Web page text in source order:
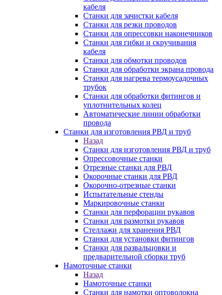
кабеля
Станки для зачистки кабеля
Станки для резки проводов
Станки для опрессовки наконечников
Станки для гибки и скручивания
кабеля
Станки для обмотки проводов
Станки для обработки экрана провода
Станки для нагрева термоусадочных
трубок
Станки для обработки фитингов и
уплотнительных колец
Автоматические линии обработки
провода
Станки для изготовления РВД и труб
Назад
Станки для изготовления РВД и труб
Опрессовочные станки
Отрезные станки для РВД
Окорочные станки для РВД
Окорочно-отрезные станки
Испытательные стенды
Маркировочные станки
Станки для перфорации рукавов
Станки для размотки рукавов
Стеллажи для хранения РВД
Станки для установки фитингов
Станки для развальцовки и
предварительной сборки труб
Намоточные станки
Назад
Намоточные станки
Станки для намотки оптоволокна